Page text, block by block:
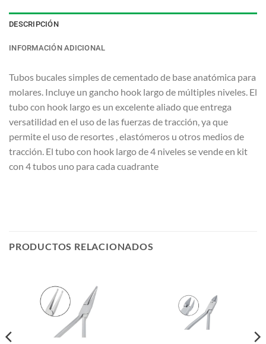
DESCRIPCIÓN
INFORMACIÓN ADICIONAL
Tubos bucales simples de cementado de base anatómica para
molares. Incluye un gancho hook largo de múltiples niveles. El
tubo con hook largo es un excelente aliado que entrega
versatilidad en el uso de las fuerzas de tracción, ya que
permite el uso de resortes , elastómeros u otros medios de
tracción. El tubo con hook largo de 4 niveles se vende en kit
con 4 tubos uno para cada cuadrante
PRODUCTOS RELACIONADOS